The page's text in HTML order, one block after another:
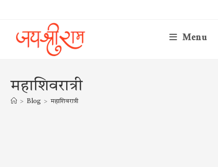
Menu
महाशिवरात्री
> Blog > महाशिवरात्री